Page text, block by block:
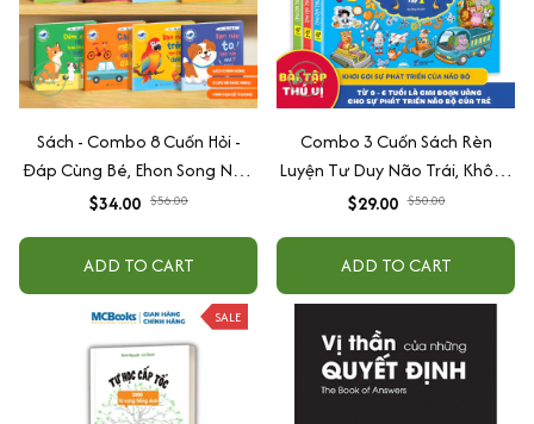
Sách - Combo 8 Cuốn Hỏi -
Đáp Cùng Bé, Ehon Song Ngữ
Việt - Anh - Dành Cho Bé Từ 0
$34.00 $56.00
ADD TO CART
Combo 3 Cuốn Sách Rèn
Luyện Tư Duy Não Trái, Không
Não Phải - Đánh Thức Tiềm
$29.00 $50.00
ADD TO CART
SALE